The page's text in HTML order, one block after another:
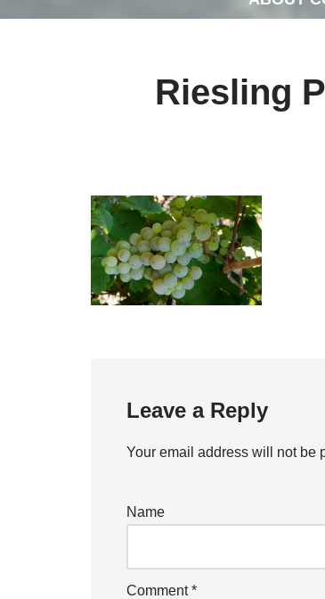
Riesling
Leave a Reply
Your email address will not be
Name
Comment*